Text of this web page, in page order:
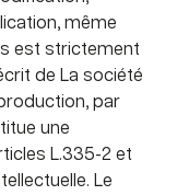
même
est strictement
de La société
par
une
L.335-2 et
Le